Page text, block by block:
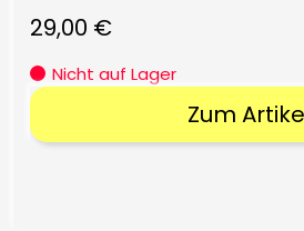
29,00 €
Nicht auf Lager
Zum